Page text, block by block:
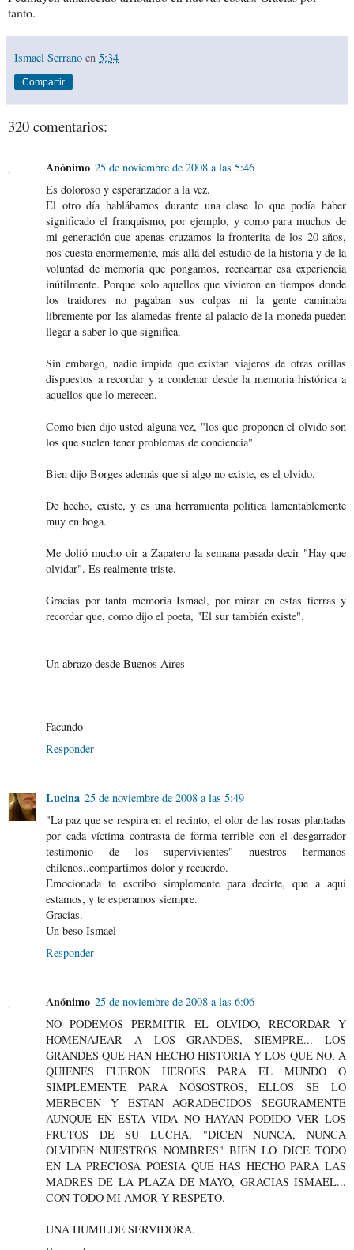
tanto.
Ismael Serrano en 5:34
Compartir
320 comentarios:
Anónimo 25 de noviembre de 2008 a las 5:46
Es doloroso y esperanzador a la vez.
El otro día hablábamos durante una clase lo que podía haber
significado el franquismo, por ejemplo, y como para muchos de
mi generación que apenas cruzamos la fronterita de los 20 años,
nos cuesta enormemente, más allá del estudio de la historia y de la
voluntad de memoria que pongamos, reencarnar esa experiencia
inútilmente. Porque solo aquellos que vivieron en tiempos donde
los traidores no pagaban sus culpas ni la gente caminaba
libremente por las alamedas frente al palacio de la moneda pueden
llegar a saber lo que significa.
Sin embargo, nadie impide que existan viajeros de otras orillas
dispuestos a recordar y a condenar desde la memoria histórica a
aquellos que lo merecen.
Como bien dijo usted alguna vez, "los que proponen el olvido son
los que suelen tener problemas de conciencia".
Bien dijo Borges además que si algo no existe, es el olvido.
De hecho, existe, y es una herramienta política lamentablemente
muy en boga.
Me dolió mucho oir a Zapatero la semana pasada decir "Hay que
olvidar". Es realmente triste.
Gracias por tanta memoria Ismael, por mirar en estas tierras y
recordar que, como dijo el poeta, "El sur también existe".
Un abrazo desde Buenos Aires
Facundo
Responder
Lucina 25 de noviembre de 2008 a las 5:49
"La paz que se respira en el recinto, el olor de las rosas plantadas
por cada víctima contrasta de forma terrible con el desgarrador
testimonio de los supervivientes" nuestros hermanos
chilenos..compartimos dolor y recuerdo.
Emocionada te escribo simplemente para decirte, que a aqui
estamos, y te esperamos siempre.
Gracias.
Un beso Ismael
Responder
Anónimo 25 de noviembre de 2008 a las 6:06
NO PODEMOS PERMITIR EL OLVIDO, RECORDAR Y
HOMENAJEAR A LOS GRANDES, SIEMPRE... LOS
GRANDES QUE HAN HECHO HISTORIA Y LOS QUE NO, A
QUIENES FUERON HEROES PARA EL MUNDO O
SIMPLEMENTE PARA NOSOSTROS, ELLOS SE LO
MERECEN Y ESTAN AGRADECIDOS SEGURAMENTE
AUNQUE EN ESTA VIDA NO HAYAN PODIDO VER LOS
FRUTOS DE SU LUCHA, "DICEN NUNCA, NUNCA
OLVIDEN NUESTROS NOMBRES" BIEN LO DICE TODO
EN LA PRECIOSA POESIA QUE HAS HECHO PARA LAS
MADRES DE LA PLAZA DE MAYO, GRACIAS ISMAEL...
CON TODO MI AMOR Y RESPETO.
UNA HUMILDE SERVIDORA.